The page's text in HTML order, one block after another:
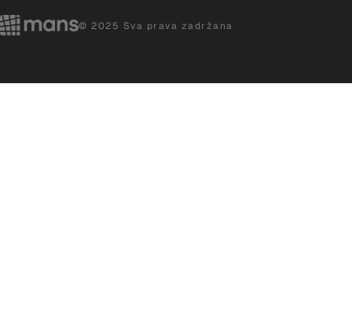
© 2025 Sva prava zadržana